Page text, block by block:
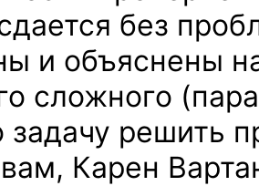
без
и объяснены
сложного
задачу решить
Карен